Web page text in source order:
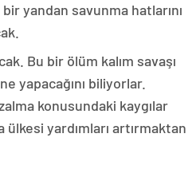
yandan savunma hatlarını
Bu bir ölüm kalım savaşı
yapacağını biliyorlar.
konusundaki kaygılar
ülkesi yardımları artırmaktan